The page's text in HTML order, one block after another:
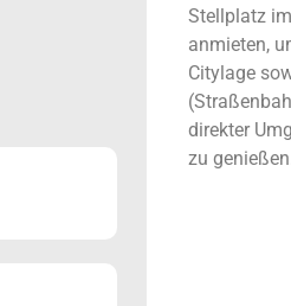
Stellplatz
anmieten,
Citylage
direkter
zu